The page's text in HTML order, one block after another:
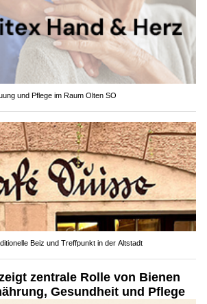
und Pflege im Raum Olten SO
Beiz und Treffpunkt in der Altstadt
zentrale Rolle von Bienen
Gesundheit und Pflege